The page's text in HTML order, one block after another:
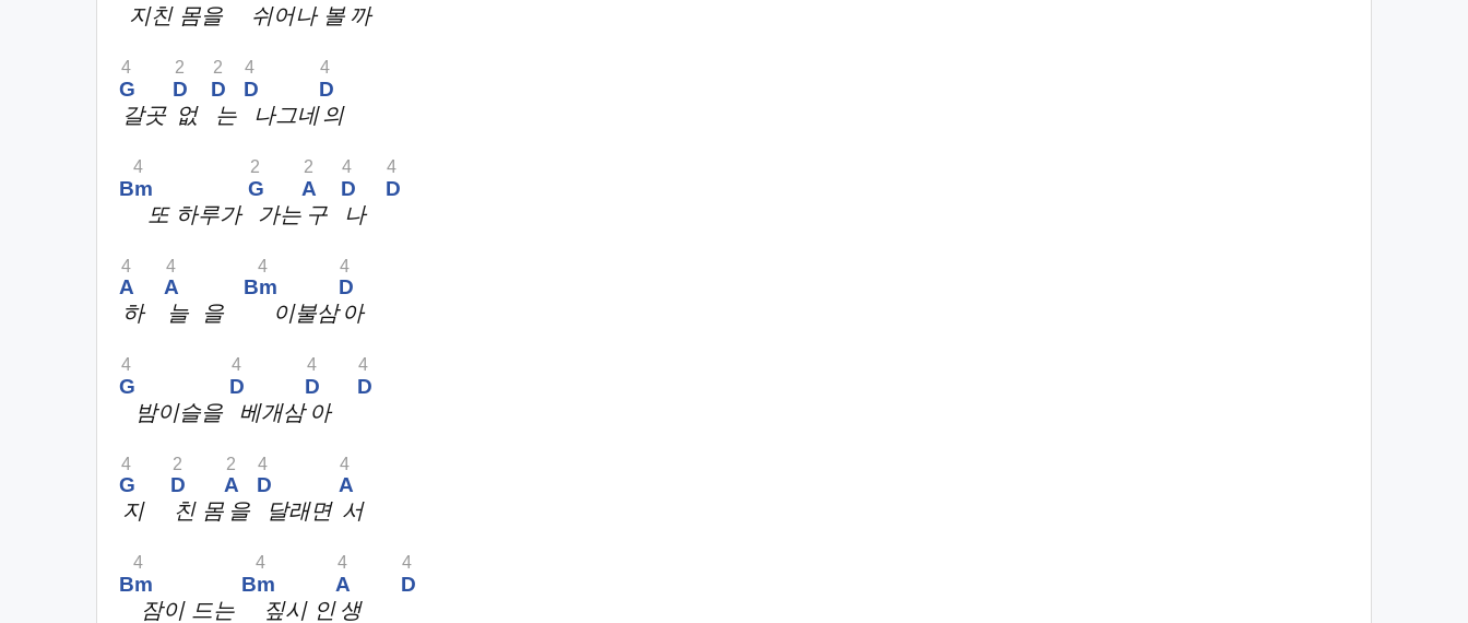
지친 몸을 쉬어나 볼 까
G
4
갈곳
D
2
없
D
2
는
D
4
나그네
D
4
의
Bm
4
또 하루가
G
2
가는
A
2
구
D
4
나
D
4
A
4
하
A
4
늘 을
Bm
4
이불삼
D
4
아
G
4
밤이슬을
D
4
베개삼
D
4
아
D
4
G
4
지
D
2
친 몸
A
2
을
D
4
달래면
A
4
서
Bm
4
잠이 드는
Bm
4
짚시 인
A
4
생
D
4